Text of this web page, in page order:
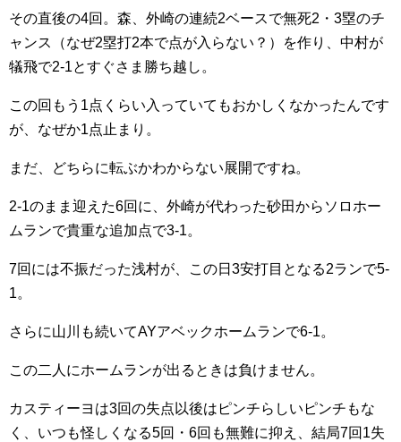
その直後の4回。森、外崎の連続2ベースで無死2・3塁のチ
ャンス（なぜ2塁打2本で点が入らない？）を作り、中村が
犠飛で2-1とすぐさま勝ち越し。
この回もう1点くらい入っていてもおかしくなかったんです
が、なぜか1点止まり。
まだ、どちらに転ぶかわからない展開ですね。
2-1のまま迎えた6回に、外崎が代わった砂田からソロホー
ムランで貴重な追加点で3-1。
7回には不振だった浅村が、この日3安打目となる2ランで5-
1。
さらに山川も続いてAYアベックホームランで6-1。
この二人にホームランが出るときは負けません。
カスティーヨは3回の失点以後はピンチらしいピンチもな
く、いつも怪しくなる5回・6回も無難に抑え、結局7回1失